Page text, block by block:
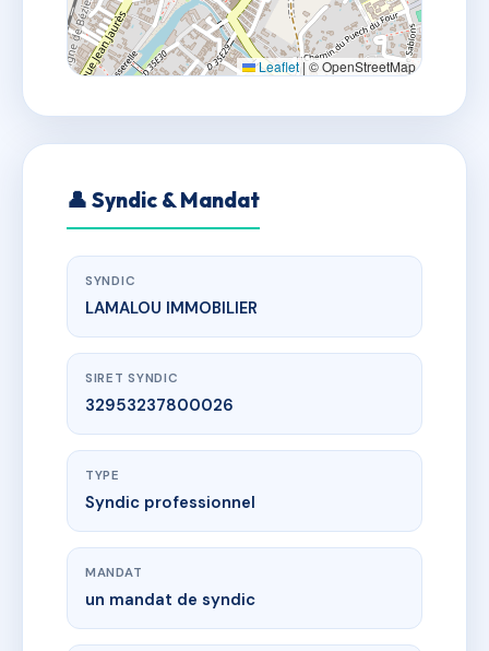
Leaflet |© OpenStreetMap
👤 Syndic & Mandat
SYNDIC
LAMALOU IMMOBILIER
SIRET SYNDIC
32953237800026
TYPE
Syndic professionnel
MANDAT
un mandat de syndic